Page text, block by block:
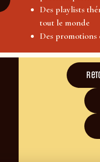
Des playlists
tout le monde
Des promotions